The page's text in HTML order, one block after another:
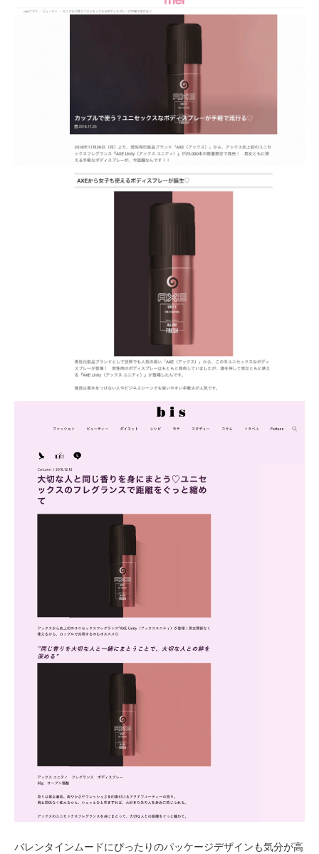
バレンタインムードにぴったりのパッケージデザインも気分が高